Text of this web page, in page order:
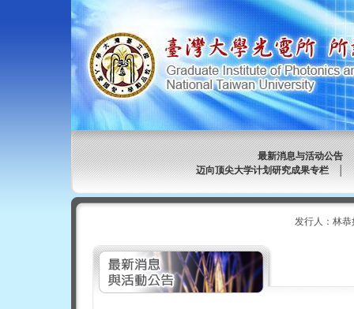
最新消息与活动公告
迈向顶尖大学计划研究成果专栏│
发行人：林